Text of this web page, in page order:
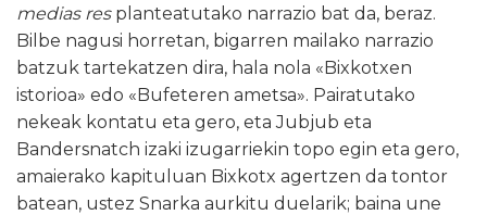
medias resplanteatutako narrazio bat da, beraz.
Bilbe nagusi horretan, bigarren mailako narrazio
batzuk tartekatzen dira, hala nola «Bixkotxen
istorioa» edo «Bufeteren ametsa». Pairatutako
nekeak kontatu eta gero, eta Jubjub eta
Bandersnatch izaki izugarriekin topo egin eta gero,
amaierako kapituluan Bixkotx agertzen da tontor
batean, ustez Snarka aurkitu duelarik; baina une